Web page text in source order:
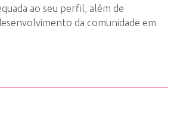
ao seu perfil, além de
da comunidade em